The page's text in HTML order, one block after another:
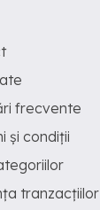
frecvente
și condiții
tranzacțiilor